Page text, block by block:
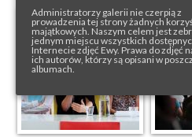
Administratorzy galerii nie czerpią z
prowadzenia tej strony żadnych
majątkowych. Naszym celem jest
jednym miejscu wszystkich
Internecie zdjęć Ewy. Prawa do zdjęć
ich autorów, którzy są opisani w
albumach.